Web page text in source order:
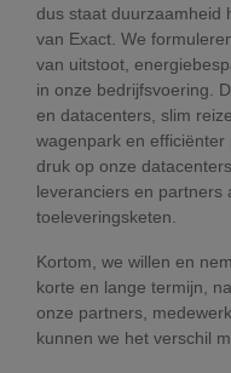
dus staat duurzaamheid
van Exact. We
van uitstoot,
in onze bedrijfsvoering.
en datacenters, slim
wagenpark en
druk op onze
leveranciers en partners
toeleveringsketen.
Kortom, we willen en
korte en lange termijn,
onze partners,
kunnen we het verschil